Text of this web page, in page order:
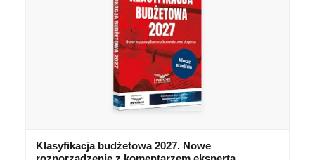
Klasyfikacja budżetowa 2027. Nowe